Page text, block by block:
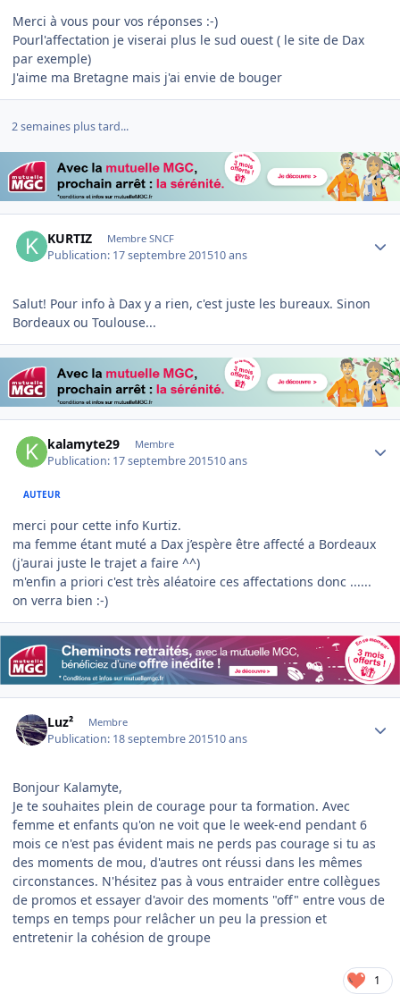
Merci à vous pour vos réponses :-)
Pourl'affectation je viserai plus le sud ouest ( le site de Dax
par exemple)
J'aime ma Bretagne mais j'ai envie de bouger
2 semaines plus tard...
KURTIZ Membre SNCF
Publication: 17 septembre 201510 ans
Salut! Pour info à Dax y a rien, c'est juste les bureaux. Sinon
Bordeaux ou Toulouse...
kalamyte29 Membre
Publication: 17 septembre 201510 ans
AUTEUR
merci pour cette info Kurtiz.
ma femme étant muté a Dax j’espère être affecté a Bordeaux
(j'aurai juste le trajet a faire ^^)
m'enfin a priori c'est très aléatoire ces affectations donc ......
on verra bien :-)
Luz² Membre
Publication: 18 septembre 201510 ans
Bonjour Kalamyte,
Je te souhaites plein de courage pour ta formation. Avec
femme et enfants qu'on ne voit que le week-end pendant 6
mois ce n'est pas évident mais ne perds pas courage si tu as
des moments de mou, d'autres ont réussi dans les mêmes
circonstances. N'hésitez pas à vous entraider entre collègues
de promos et essayer d'avoir des moments "off" entre vous de
temps en temps pour relâcher un peu la pression et
entretenir la cohésion de groupe
1